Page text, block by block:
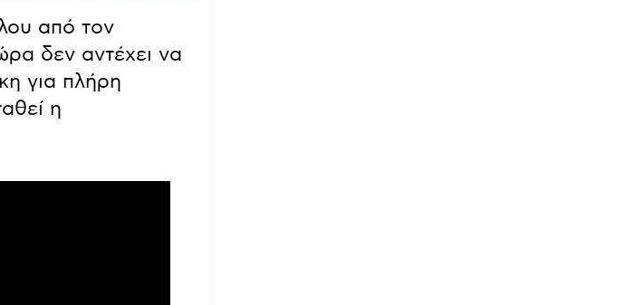
από τον
δεν αντέχει να
για πλήρη
η